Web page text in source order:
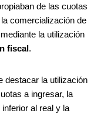
de las cuotas
comercialización de
la utilización
fiscal.
destacar la utilización
a ingresar, la
al real y la